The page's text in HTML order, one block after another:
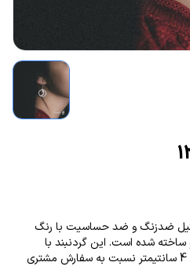
از جنس استیل ضدزنگ و ضد حساسیت با رنگ
ساخته شده است. این گردنبند با
ضخامت 1 میلیمتر در ابعاد 2.5 تا 4 سانتیمتر نسبت به سفارش مشتری